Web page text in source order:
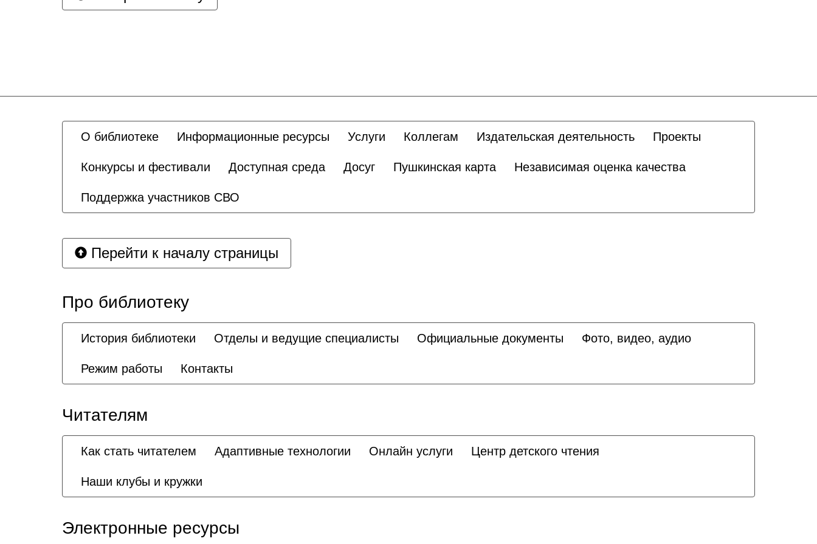
О библиотеке Информационные ресурсы Услуги Коллегам Издательская деятельность Проекты
Конкурсы и фестивали Доступная среда Досуг Пушкинская карта Независимая оценка качества
Поддержка участников СВО
Перейти к началу страницы
Про библиотеку
История библиотеки Отделы и ведущие специалисты Официальные документы Фото, видео, аудио
Режим работы Контакты
Читателям
Как стать читателем Адаптивные технологии Онлайн услуги Центр детского чтения
Наши клубы и кружки
Электронные ресурсы